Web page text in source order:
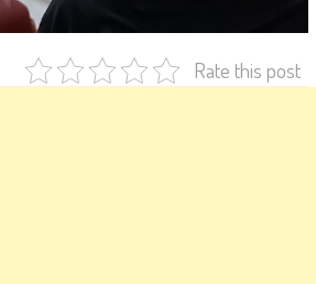
Rate this post